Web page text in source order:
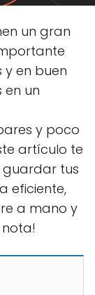
un gran
en buen
un
y poco
artículo te
tus
eficiente,
a mano y